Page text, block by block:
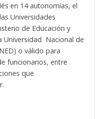
en 14 autonomías, el
Universidades
de Educación y
Universidad Nacional de
o válido para
funcionarios, entre
que